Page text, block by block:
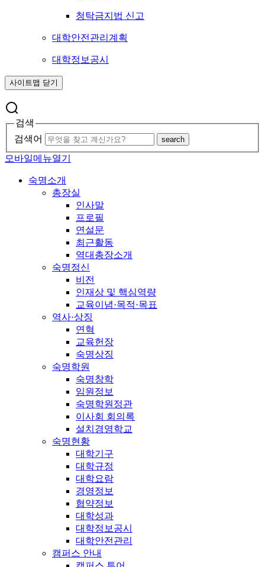
청탁금지법 신고
대학안전관리계획
대학정보공시
사이트맵 닫기
검색
검색어
search
모바일메뉴열기
숙명소개
총장실
인사말
프로필
연설문
최근활동
역대총장소개
숙명정신
비전
인재상 및 핵심역량
교육이념·목적·목표
역사·상징
연혁
교육헌장
숙명상징
숙명학원
숙명창학
임원정보
숙명학원정관
이사회 회의록
설치경영학교
숙명현황
대학기구
대학규정
대학요람
경영정보
협약정보
대학성과
대학정보공시
대학안전관리
캠퍼스 안내